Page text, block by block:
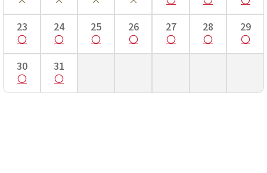
23 24 25 26 27 28 29
30 31